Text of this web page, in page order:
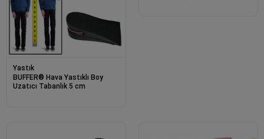
Yastık
BUFFER® Hava Yastıklı Boy
Uzatıcı Tabanlık 5 cm